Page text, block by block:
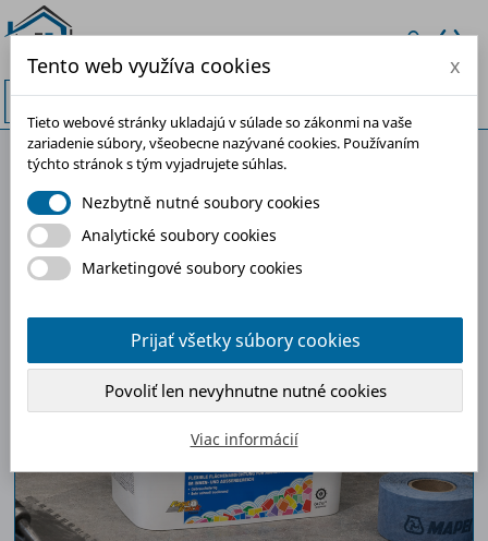
 
Tento web využíva cookies x
Tieto webové stránky ukladajú v súlade so zákonmi na vaše
zariadenie súbory, všeobecne nazývané cookies. Používaním
týchto stránok s tým vyjadrujete súhlas.
Nezbytně nutné soubory cookies
Analytické soubory cookies
Marketingové soubory cookies
Prijať všetky súbory cookies
Povoliť len nevyhnutne nutné cookies
Viac informácií